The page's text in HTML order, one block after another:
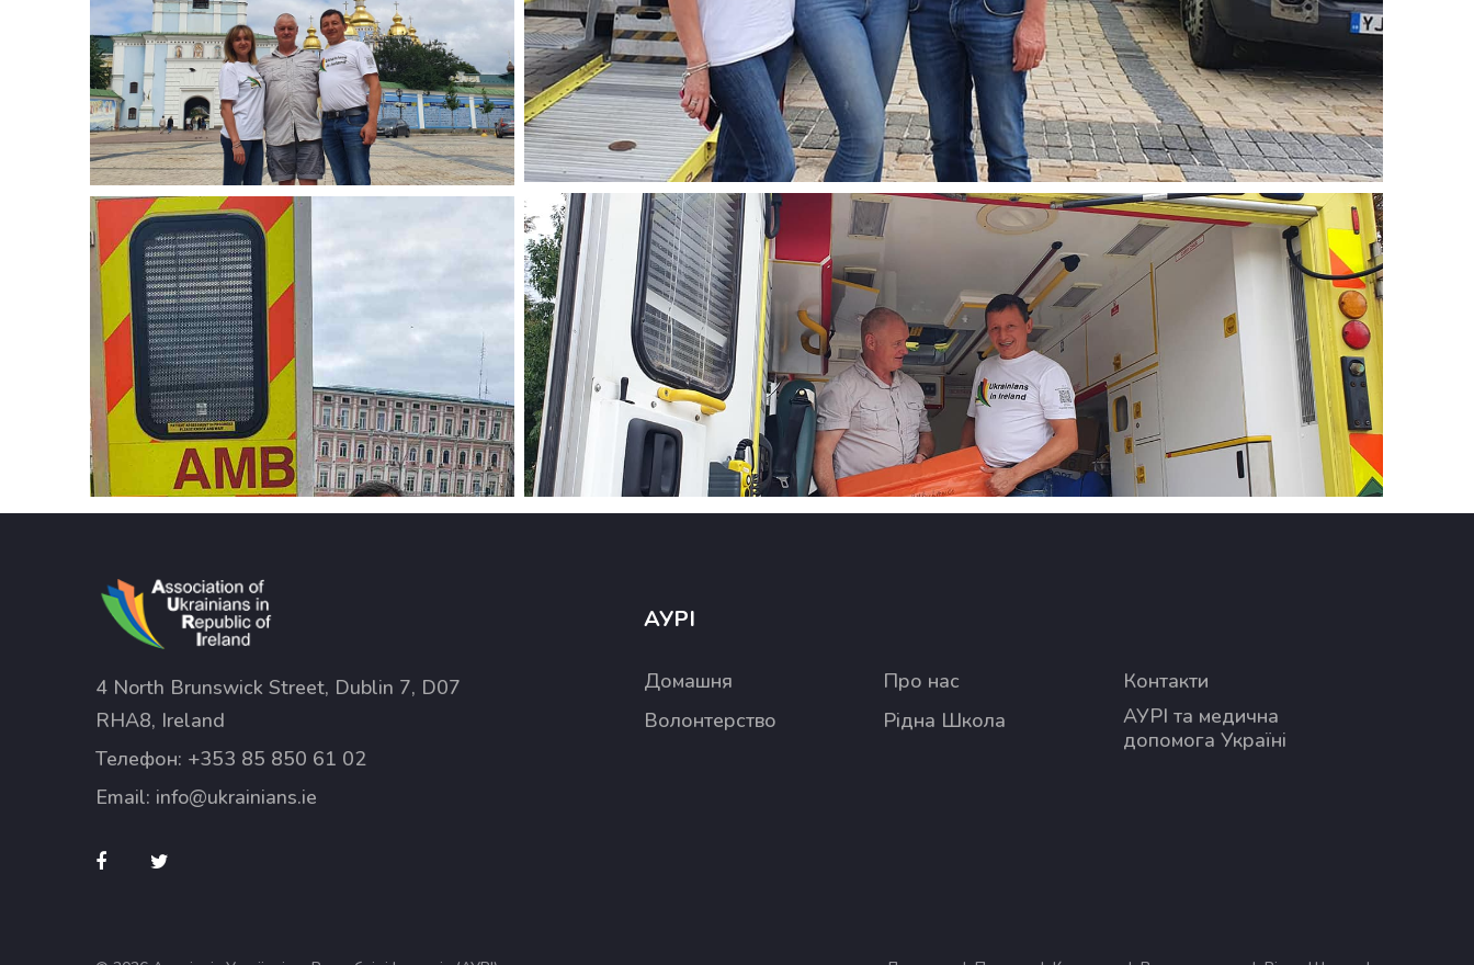
4 North Brunswick Street, Dublin 7, D07
RHA8, Ireland
Телефон: +353 85 850 61 02
Email: info@ukrainians.ie
АУРІ
Домашня Про нас
Контакти
Волонтерство
Рідна Школа
АУРІ та медична
допомога Україні